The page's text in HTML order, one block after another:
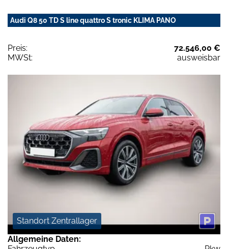
Audi Q8 50 TD S line quattro S tronic KLIMA PANO
Preis:
72.546,00 €
MWSt:
ausweisbar
Standort Zentrallager
Allgemeine Daten: